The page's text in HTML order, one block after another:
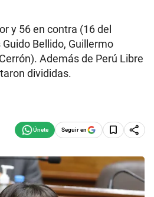
y 56 en contra (16 del
Bellido, Guillermo
Además de Perú Libre
divididas.
Seguir en